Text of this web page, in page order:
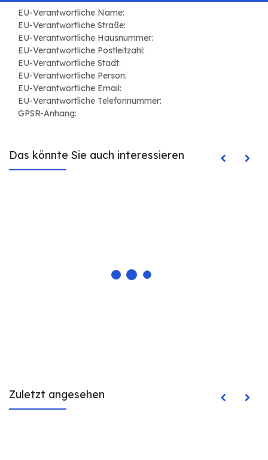
EU-Verantwortliche Name:
EU-Verantwortliche Straße:
EU-Verantwortliche Hausnummer:
EU-Verantwortliche Postleitzahl:
EU-Verantwortliche Stadt:
EU-Verantwortliche Person:
EU-Verantwortliche Email:
EU-Verantwortliche Telefonnummer:
GPSR-Anhang:
Das könnte Sie auch interessieren
Zuletzt angesehen